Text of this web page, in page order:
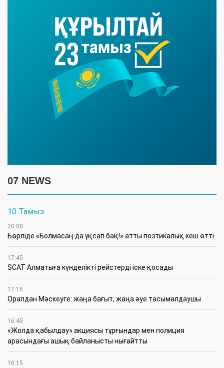
07 NEWS
10 Тамыз
20:00
Бөрліде «Болмасаң да ұқсап бақ!» атты поэтикалық кеш өтті
17:45
SCAT Алматыға күнделікті рейстерді іске қосады
17:15
Оралдан Мәскеуге: жаңа бағыт, жаңа әуе тасымалдаушы
16:45
«Жолда қабылдау» акциясы тұрғындар мен полиция
арасындағы ашық байланысты нығайтты
16:15